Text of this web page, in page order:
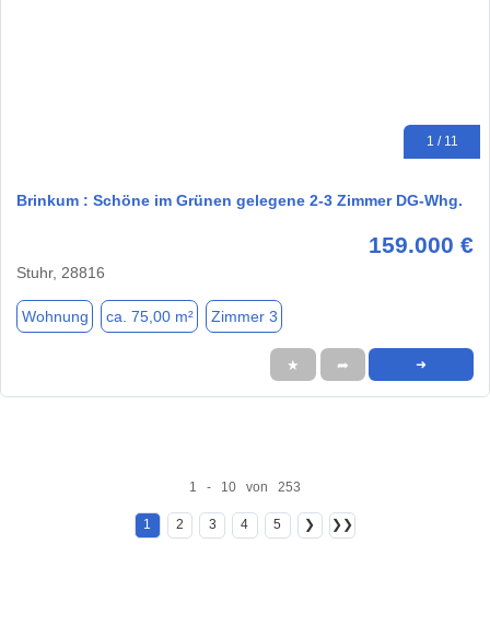
1 / 11
Brinkum : Schöne im Grünen gelegene 2-3 Zimmer DG-Whg.
159.000 €
Stuhr, 28816
Wohnung ca. 75,00 m² Zimmer 3
★ ➦ ➜
1 - 10 von 253
1 2 3 4 5 ❯ ❯❯